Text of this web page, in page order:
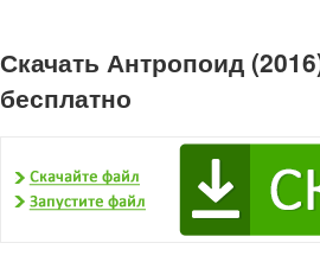
Скачать Антропоид
бесплатно